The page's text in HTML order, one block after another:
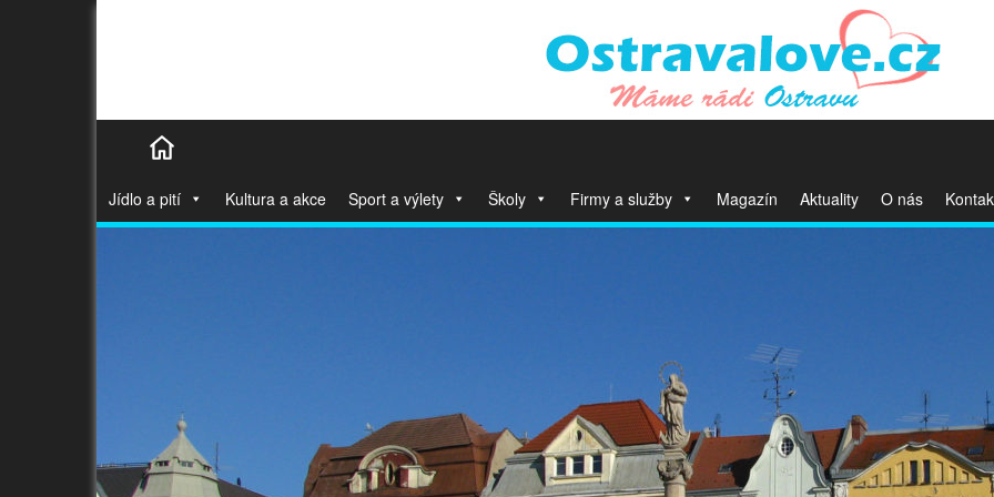
Jídlo a pití Kultura a akce Sport a výlety Školy Firmy a služby Magazín Aktuality O nás